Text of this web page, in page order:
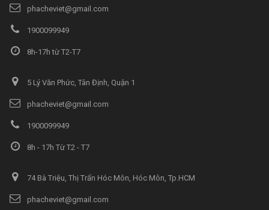
phacheviet@gmail.com
1900099949
8h-17h từ T2-T7
5 Lý Văn Phức, Tân Định, Quận 1
phacheviet@gmail.com
1900099949
8h - 17h Từ T2 - T7
74 Bà Triệu, Thị Trấn Hóc Môn, Hóc Môn, Tp.HCM
phacheviet@gmail.com